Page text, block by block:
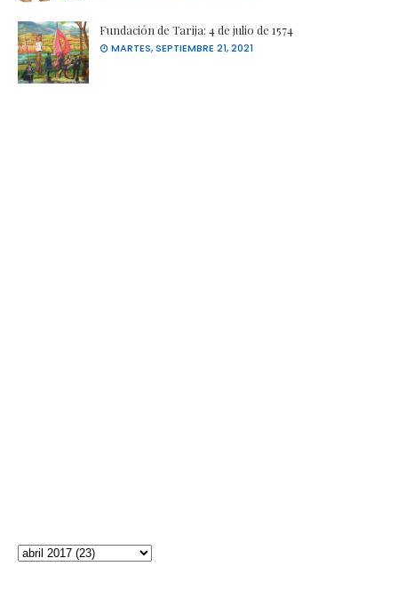
Fundación de Tarija: 4 de julio de 1574
MARTES, SEPTIEMBRE 21, 2021